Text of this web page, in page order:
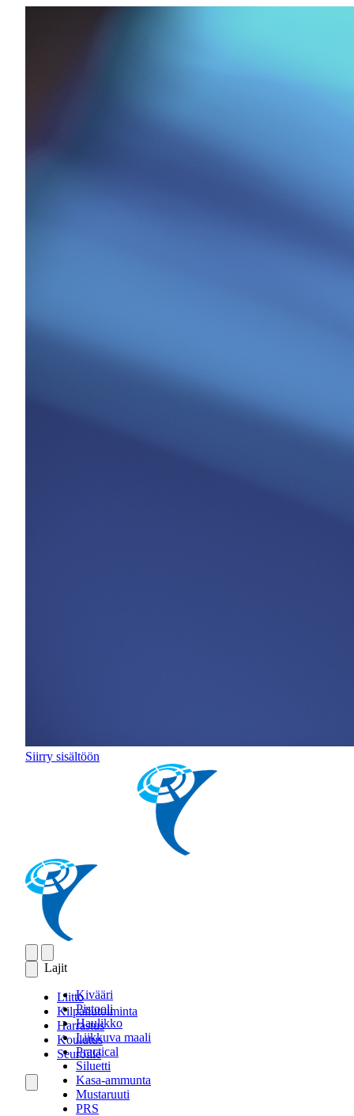
Siirry sisältöön
Lajit
Kivääri
Pistooli
Haulikko
Liikkuva maali
Practical
Siluetti
Kasa-ammunta
Mustaruuti
PRS
Liitto
Kilpailutoiminta
Harrastus
Koulutus
Seuroille